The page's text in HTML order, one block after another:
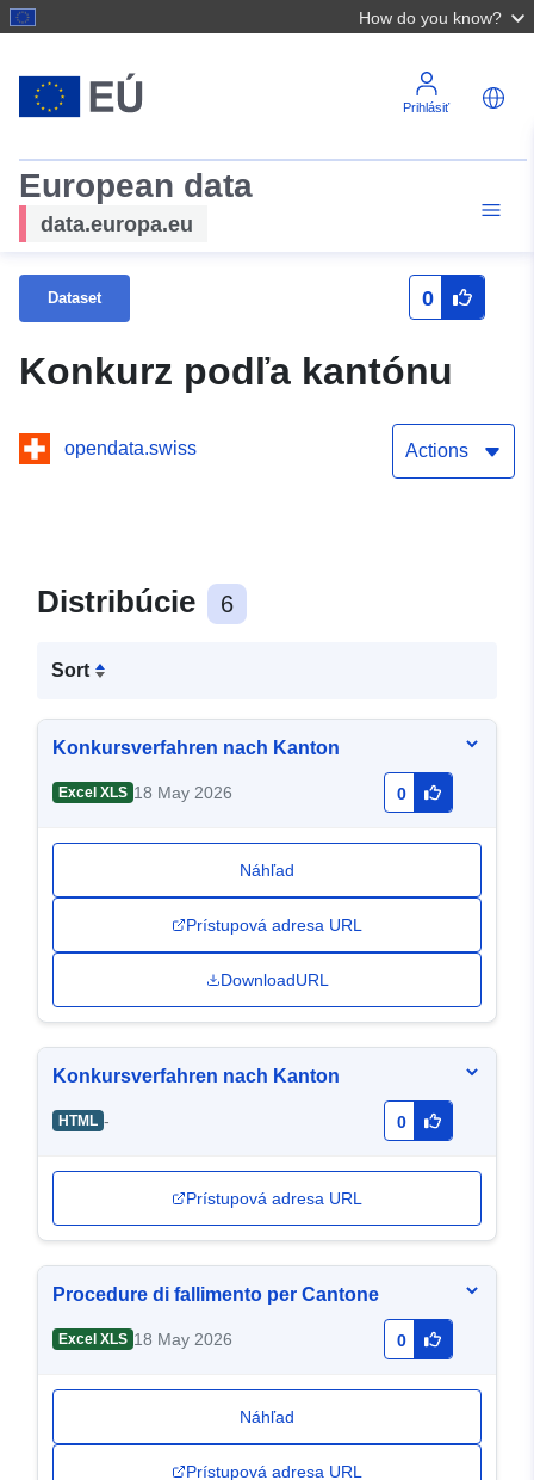
How do you know?
Prihlásiť
European data
data.europa.eu
Dataset 0
Konkurz podľa kantónu
opendata.swiss Actions
Distribúcie 6
Sort
Konkursverfahren nach Kanton
Excel XLS 18 May 2026 0
Náhľad
Prístupová adresa URL
DownloadURL
Konkursverfahren nach Kanton
HTML - 0
Prístupová adresa URL
Procedure di fallimento per Cantone
Excel XLS 18 May 2026 0
Náhľad
Prístupová adresa URL